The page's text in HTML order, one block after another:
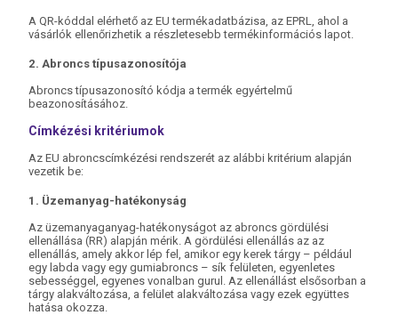
A QR-kóddal elérhető az EU termékadatbázisa, az EPRL, ahol a
vásárlók ellenőrizhetik a részletesebb termékinformációs lapot.
2. Abroncs típusazonosítója
Abroncs típusazonosító kódja a termék egyértelmű
beazonosításához.
Címkézési kritériumok
Az EU abroncscímkézési rendszerét az alábbi kritérium alapján
vezetik be:
1. Üzemanyag-hatékonyság
Az üzemanyaganyag-hatékonyságot az abroncs gördülési
ellenállása (RR) alapján mérik. A gördülési ellenállás az az
ellenállás, amely akkor lép fel, amikor egy kerek tárgy – például
egy labda vagy egy gumiabroncs – sík felületen, egyenletes
sebességgel, egyenes vonalban gurul. Az ellenállást elsősorban a
tárgy alakváltozása, a felület alakváltozása vagy ezek együttes
hatása okozza.